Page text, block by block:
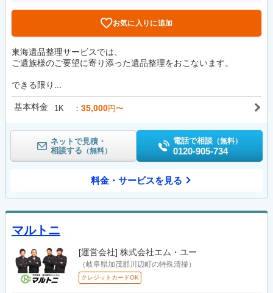
お気に入りに追加
東海遺品整理サービスでは、
ご遺族様のご要望に寄り添った遺品整理をおこないます。
できる限り...
基本料金 1K 35,000円〜
ネットで見積・
相談する （無料）
電話で相談 （無料）
0120-905-734
料金・サービスを見る
マルトニ
[運営会社] 株式会社エム・ユー
（岐阜県加茂郡川辺町の特殊清掃）
クレジットカードOK